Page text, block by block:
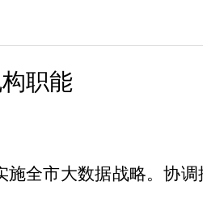
职能
施全市大数据战略。协调